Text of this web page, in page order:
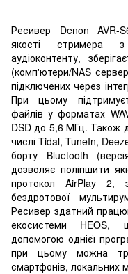
Ресивер Denon AVR-
якості стримера
аудіоконтенту,
(комп'ютери/NAS
підключених через
При цьому
файлів у форматах
DSD до 5,6 МГц. Також
числі Tidal, TuneIn,
борту Bluetooth
дозволяє поліпшити
протокол AirPlay 2,
бездротової
Ресивер здатний
екосистеми HEOS,
допомогою однієї
при цьому можна
смартфонів, локальних